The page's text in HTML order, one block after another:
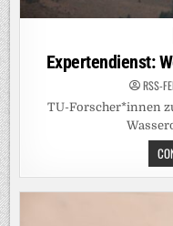
Expertendienst:
RSS-
TU-Forscher*innen